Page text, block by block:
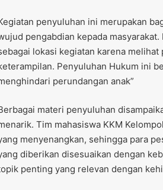
penyuluhan ini merupakan
pengabdian kepada
lokasi kegiatan karena
Penyuluhan Hukum ini
perundangan anak”
materi penyuluhan
Tim mahasiswa KKM
menyenangkan, sehingga para
diberikan disesuaikan dengan
penting yang relevan dengan